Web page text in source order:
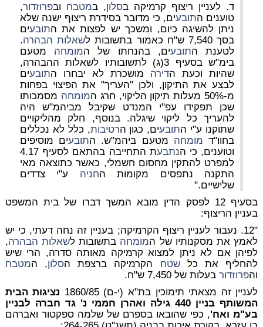
ד. לעניין ריצוף קרמיקה בסלון, במטבח ובפרוזדור,
טוענים התובעים, כי מדובר בסידרת ריצוף ישנה שלא
ניתן להשיגה כיום, ומשכך יש לפצות את התובעים
בסך 7,540 ש"ח כאמור בתשובות ל
שאלות הבהרה.
לטענת התובעים, בהנחתו של המומחה מטעם
בימ"ש בסעיף 3(ג) לתשובותיו לשאלות ההבהרה,
שהיות וכעת הדירה מושכרת לא יבחרו התובעים
לבצע את התיקון, ולכן "העריך" את הפיצוי בפחות
מ-50% מעלות תיקון הליקוי, חרג ה
מומחה מסמכותו
שכן תפקידו עפ"י המנדט שקיבל מביהמ"ש היה
להעריך כל ליקוי שיגלה. בנוסף, חלק מהליקויים
שתוקנו ע"י התובעים, כגון הרטיבות, כלל לא נכללים
בחוו"ד מומחה מטעם ביהמ"ש. התובעים מוסיפים
וטוענים, כי הנתבע
ת התחייבה בהתאם לסעיף 4.17
למפרט להתקין מחסום חשמלי, כאשר כתוצאה מאי
התקנה נתפסים מקומות החניה ע"י צדדים
שלישיים."
בסעיף 12 לפסק הדין מובא המשך דברו של בית המשפט
בעניין הריצוף:
"12. נעבור לעניין ריצוף הקרמיקה; בעניין זה נחה דעתי, כי יש
לאמץ את מסקנותיו של המומחה בתשובות לשאלות הבהרה,
לפיהן אם לא ניתן למצוא קרמיקה מאותה סדרה, הרי שיש
להחליף את כלשטח הקרמיקה ברצפת הסלון, המטבח
והפרוזדורבעלות של 7,450 ש"ח.
לעניין זה מצאתי תימוכין בת"א (י-ם) 1860/85
נציגות הבית
המשותף בניין 440 גילה ואהרן חממי נ' גד חברה לבניין
בע"מ ואח', כפי שהובאו בספרם של שלמה ספקטור ואברהם